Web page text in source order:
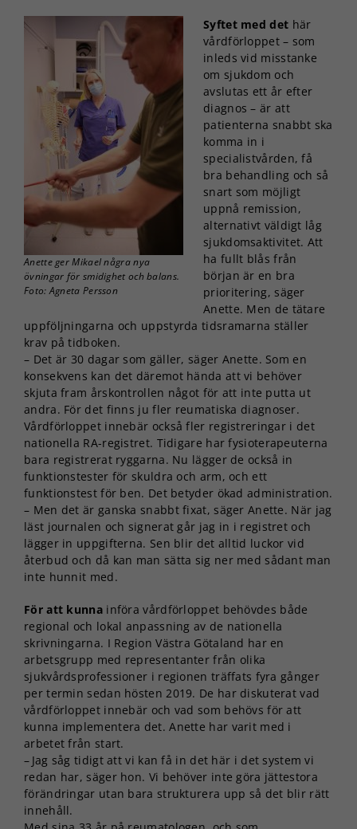
Anette ger Mikael några nya
övningar för smidighet och balans.
Foto: Agneta Persson
Syftet med det här
vårdförloppet – som
inleds vid misstanke
om sjukdom och
avslutas ett år efter
diagnos – är att
patienterna snabbt ska
komma in i
specialistvården, få
bra behandling och så
snart som möjligt
uppnå remission,
alternativt väldigt låg
sjukdomsaktivitet. Att
ha fullt blås från
början är en bra
prioritering, säger
Anette. Men de tätare
uppföljningarna och uppstyrda tidsramarna ställer
krav på tidboken.
– Det är 30 dagar som gäller, säger Anette. Som en
konsekvens kan det däremot hända att vi behöver
skjuta fram årskontrollen något för att inte putta ut
andra. För det finns ju fler reumatiska diagnoser.
Vårdförloppet innebär också fler registreringar i det
nationella RA-registret. Tidigare har fysioterapeuterna
bara registrerat ryggarna. Nu lägger de också in
funktionstester för skuldra och arm, och ett
funktionstest för ben. Det betyder ökad administration.
– Men det är ganska snabbt fixat, säger Anette. När jag
läst journalen och signerat går jag in i registret och
lägger in uppgifterna. Sen blir det alltid luckor vid
återbud och då kan man sätta sig ner med sådant man
inte hunnit med.
För att kunnainföra vårdförloppet behövdes både
regional och lokal anpassning av de nationella
skrivningarna. I Region Västra Götaland har en
arbetsgrupp med representanter från olika
sjukvårdsprofessioner i regionen träffats fyra gånger
per termin sedan hösten 2019. De har diskuterat vad
vårdförloppet innebär och vad som behövs för att
kunna implementera det. Anette har varit med i
arbetet från start.
– Jag såg tidigt att vi kan få in det här i det system vi
redan har, säger hon. Vi behöver inte göra jättestora
förändringar utan bara strukturera upp så det blir rätt
innehåll.